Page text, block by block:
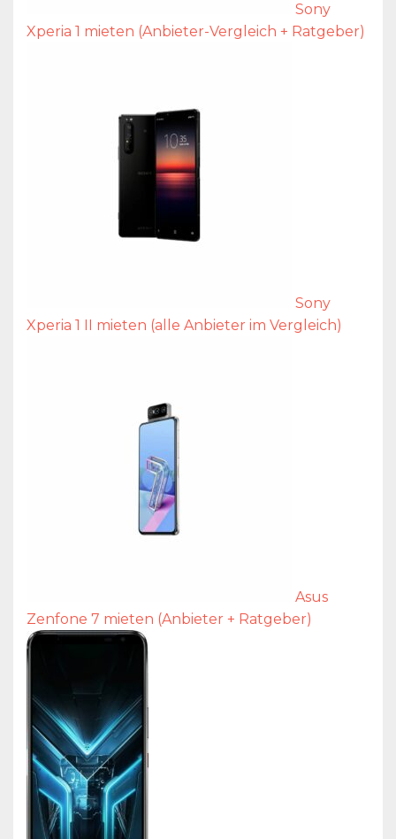
Sony
Xperia 1 mieten (Anbieter-Vergleich + Ratgeber)
Sony
Xperia 1 II mieten (alle Anbieter im Vergleich)
Asus
Zenfone 7 mieten (Anbieter + Ratgeber)